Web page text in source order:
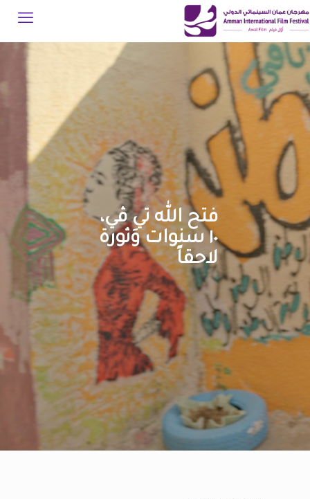
فتح الله تي ڤي،
١٠ سنوات وَثورة
لاحقاً